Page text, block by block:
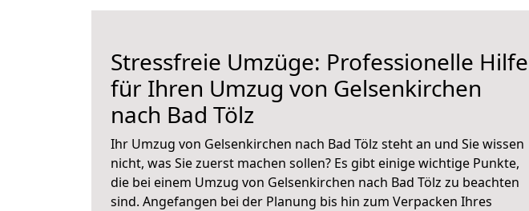
Stressfreie Umzüge: Professionelle Hilfe
für Ihren Umzug von Gelsenkirchen
nach Bad Tölz
Ihr Umzug von Gelsenkirchen nach Bad Tölz steht an und Sie wissen
nicht, was Sie zuerst machen sollen? Es gibt einige wichtige Punkte,
die bei einem Umzug von Gelsenkirchen nach Bad Tölz zu beachten
sind. Angefangen bei der Planung bis hin zum Verpacken Ihres